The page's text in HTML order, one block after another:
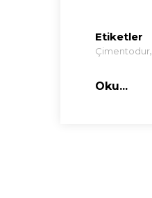
Etiketler
Çimentodur,
Oku...